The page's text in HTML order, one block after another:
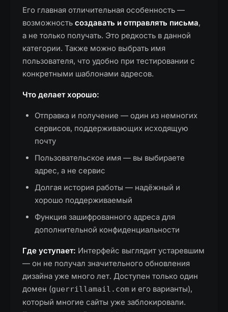
Его главная отличительная особенность —
возможность создавать и отправлять письма,
а не только получать. Это редкость в данной
категории. Также можно выбрать имя
пользователя, что удобно при тестировании с
конкретными шаблонами адресов.
Что делает хорошо:
Отправка и получение — один из немногих
сервисов, поддерживающих исходящую
почту
Пользовательское имя — вы выбираете
адрес, а не сервис
Долгая история работы — надёжный и
хорошо поддерживаемый
Функция зашифрованного адреса для
дополнительной конфиденциальности
Где уступает: Интерфейс выглядит устаревшим
— он не получал значительного обновления
дизайна уже много лет. Доступен только один
домен (guerrillamail.com и его варианты),
который многие сайты уже заблокировали.